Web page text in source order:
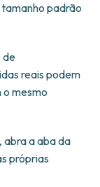
padrão
de
reais podem
mesmo
abra a aba da
próprias